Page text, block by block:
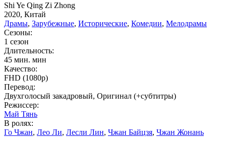
Shi Ye Qing Zi Zhong
2020, Китай
Драмы, Зарубежные, Исторические, Комедии, Мелодрамы
Сезоны:
1 сезон
Длительность:
45 мин. мин
Качество:
FHD (1080p)
Перевод:
Двухголосый закадровый, Оригинал (+субтитры)
Режиссер:
Май Тянь
В ролях:
Го Чжан, Лео Ли, Лесли Лин, Чжан Байцзя, Чжан Жонань